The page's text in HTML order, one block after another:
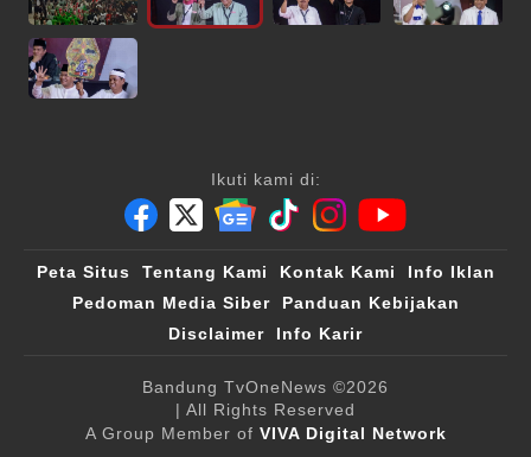
Ikuti kami di:
Peta Situs Tentang Kami Kontak Kami
Info Iklan
Pedoman Media Siber
Panduan Kebijakan
Disclaimer
Info Karir
Bandung TvOneNews ©2026
| All Rights Reserved
A Group Member of VIVA Digital Network